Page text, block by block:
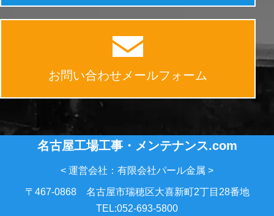
お問い合わせメールフォーム
名古屋工場工事・メンテナンス.com
< 運営会社：有限会社パール金属 >
〒467-0868 名古屋市瑞穂区大喜新町2丁目28番地
TEL:052-693-5800